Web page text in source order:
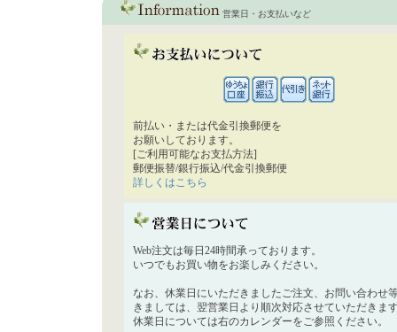
営業日・お支払いなど
前払い・または代金引換郵便を
お願いしております。
[ご利用可能なお支払方法]
郵便振替/銀行振込/代金引換郵便
詳しくはこちら
Web注文は毎日24時間承っております。
いつでもお買い物をお楽しみください。
なお、休業日にいただきましたご注文、お問い合わせ
きましては、翌営業日より順次対応させていただきま
休業日については右のカレンダーをご参照ください。